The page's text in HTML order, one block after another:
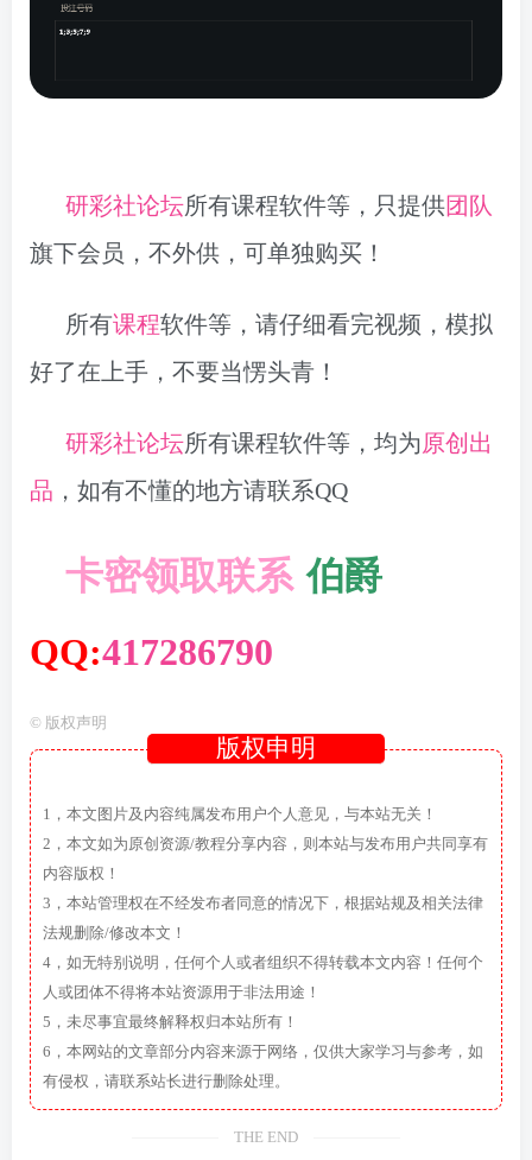
研彩社论坛所有课程软件等，只提供团队
旗下会员，不外供，可单独购买！
所有课程软件等，请仔细看完视频，模拟
好了在上手，不要当愣头青！
研彩社论坛所有课程软件等，均为原创出
品 ，如有不懂的地方请联系QQ
卡密领取联系·伯爵
QQ:417286790
© 版权声明
版权申明
1，本文图片及内容纯属发布用户个人意见，与本站无关！
2，本文如为原创资源/教程分享内容，则本站与发布用户共同享有
内容版权！
3，本站管理权在不经发布者同意的情况下，根据站规及相关法律
法规删除/修改本文！
4，如无特别说明，任何个人或者组织不得转载本文内容！任何个
人或团体不得将本站资源用于非法用途！
5，未尽事宜最终解释权归本站所有！
6，本网站的文章部分内容来源于网络，仅供大家学习与参考，如
有侵权，请联系站长进行删除处理。
THE END